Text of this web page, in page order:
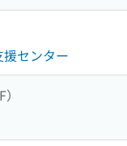
センター